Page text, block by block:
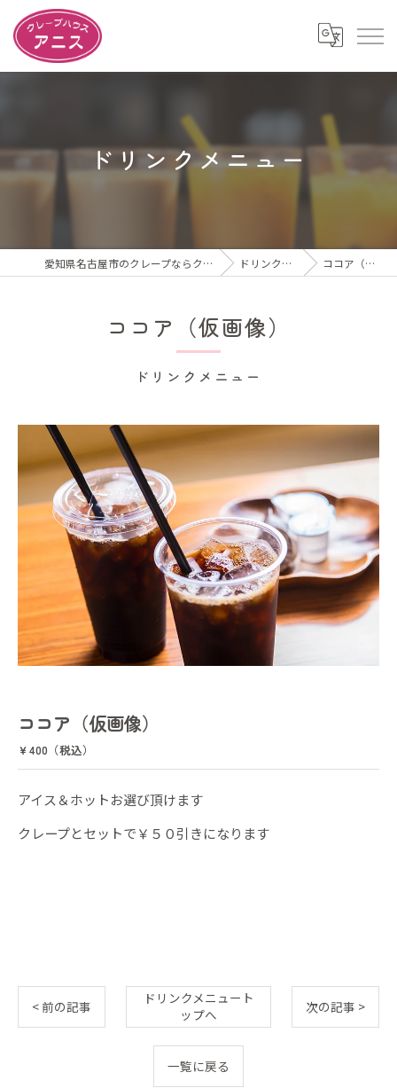
ドリンクメニュー
愛知県名古屋市のクレープならクレープハウスアニス ドリンクメニュー ココア（仮画像）
ドリンクメニュー
ココア（仮画像）
ココア（仮画像）
￥400（税込）
アイス＆ホットお選び頂けます
クレープとセットで￥５０引きになります
< 前の記事
ドリンクメニュート
ップへ
次の記事 >
一覧に戻る